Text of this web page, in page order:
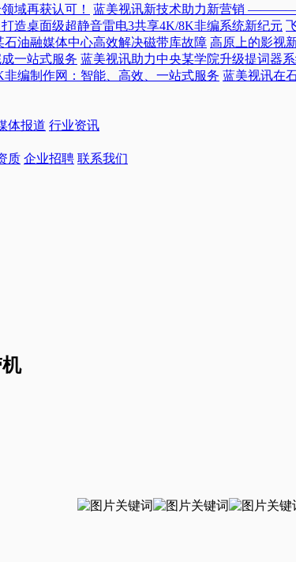
域再获认可！
蓝美视讯新技术助力新营销 ————
造桌面级超静音雷电3共享4K/8K非编系统新纪元
石油融媒体中心高效解决磁带库故障 高原上的影视
一站式服务 蓝美视讯助力中央某学院升级提词器
编制作网：智能、高效、一站式服务 蓝美视讯在
体报道 行业资讯
质 企业招聘 联系我们